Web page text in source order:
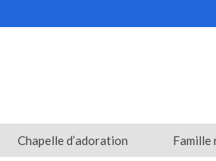
Chapelle d’adoration Famille